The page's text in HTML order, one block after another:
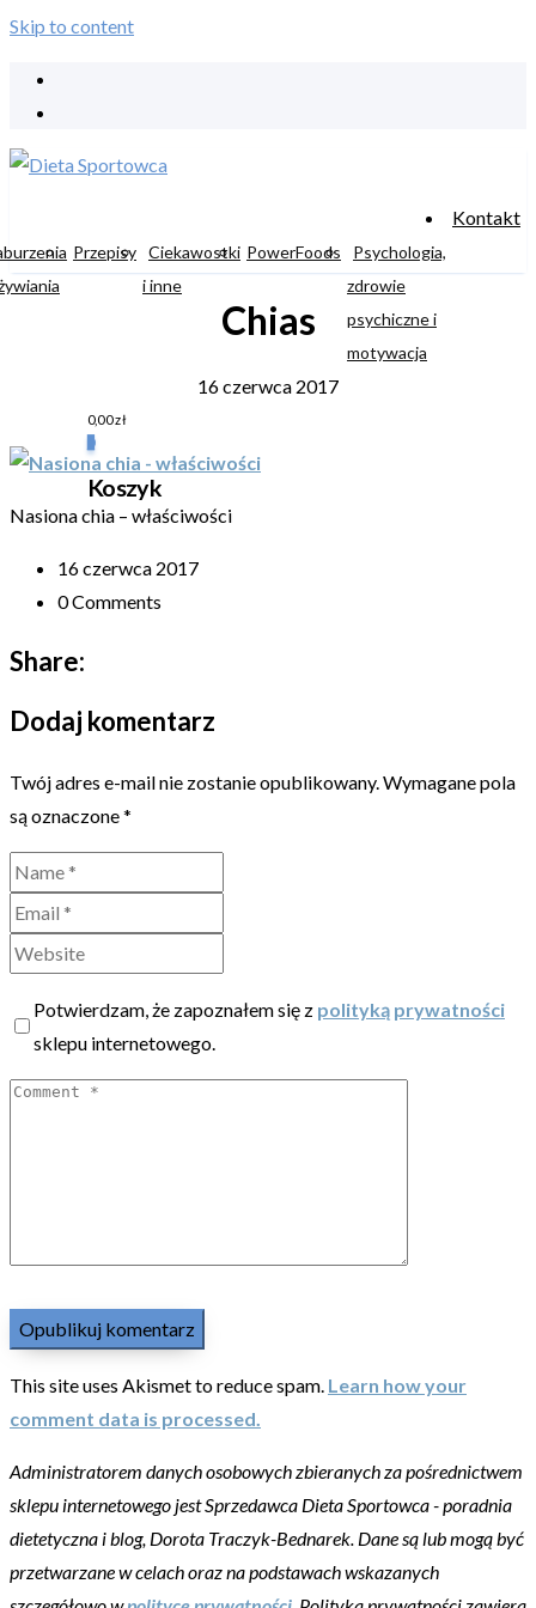
Skip to content
Przepisy Ciekawostki
i inne
PowerFoods
Psychologia,
zdrowie
psychiczne i
motywacja
Kontakt
0,00zł
0
Koszyk
Chias
16 czerwca 2017
Nasiona chia – właściwości
16 czerwca 2017
0 Comments
Share:
Dodaj komentarz
Twój adres e-mail nie zostanie opublikowany.Wymagane pola
są oznaczone*
Potwierdzam, że zapoznałem się z polityką prywatności
sklepu internetowego.
This site uses Akismet to reduce spam. Learn how your
comment data is processed.
Administratorem danych osobowych zbieranych za pośrednictwem
sklepu internetowego jest Sprzedawca Dieta Sportowca - poradnia
dietetyczna i blog, Dorota Traczyk-Bednarek. Dane są lub mogą być
przetwarzane w celach oraz na podstawach wskazanych